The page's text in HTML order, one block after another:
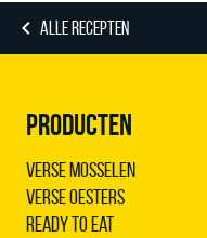
ALLE RECEPTEN
PRODUCTEN
Verse Mosselen
Verse Oesters
Ready to Eat